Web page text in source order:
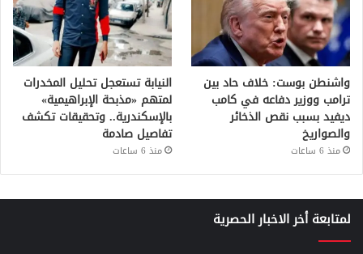
واشنطن بوست: خلاف حاد بين
ترامب ووزير دفاعه في كامب
ديفيد بسبب نقص الذخائر
والصواريخ
منذ 6 ساعات
النيابة تستعجل تحليل المخدرات
لمتهم «مذبحة الإبراهيمية»
بالإسكندرية.. وتحقيقات تكشف
تفاصيل صادمة
منذ 6 ساعات
لمتابعة أخر الاخبار الحصرية